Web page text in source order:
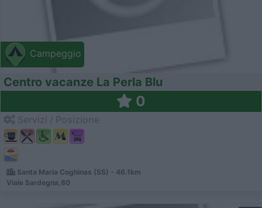
Campeggio
Centro vacanze La Perla Blu
0
Santa Maria Coghinas (SS) - 46.1km
Viale Sardegna,80